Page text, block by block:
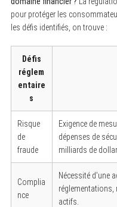
pour protéger les
les défis identifiés, on trouve :
Défis
réglem
entaire
s
Risque
de
fraude
Exigence de
dépenses de
milliards de
Complia
nce
Nécessité d’une
réglementations,
actifs.